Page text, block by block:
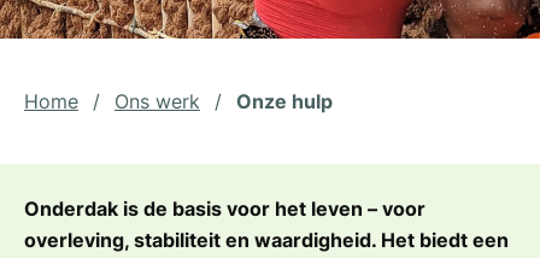
Home / Ons werk / Onze hulp
Onderdak is de basis voor het leven – voor
overleving, stabiliteit en waardigheid. Het biedt een